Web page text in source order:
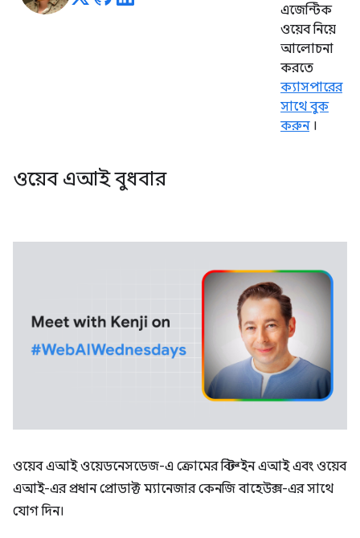
এজেন্টিক
ওয়েব নিয়ে
আলোচনা
করতে
ক্যাসপারের
সাথে বুক
করুন।
ওয়েব এআই বুধবার
ওয়েব এআই ওয়েডনেসডেজ-এ ক্রোমের বিল্ট-ইন এআই এবং ওয়েব
এআই-এর প্রধান প্রোডাক্ট ম্যানেজার কেনজি বাহেউক্স-এর সাথে
যোগ দিন।